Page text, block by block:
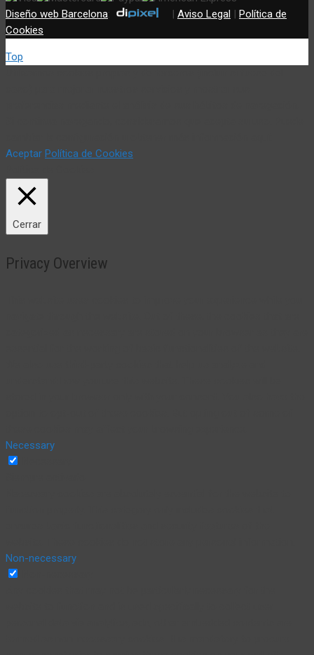
Diseño web Barcelona: | Aviso Legal | Política de
Cookies
Top
Aceptar Política de Cookies
Cerrar
Privacy Overview
Necessary
Non-necessary